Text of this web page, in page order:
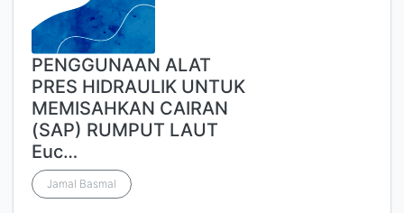
PENGGUNAAN ALAT
PRES HIDRAULIK UNTUK
MEMISAHKAN CAIRAN
(SAP) RUMPUT LAUT
Euc…
Jamal Basmal